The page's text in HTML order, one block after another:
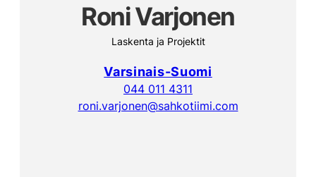
Roni Varjonen
Laskenta ja Projektit
Varsinais-Suomi
044 011 4311
roni.varjonen@sahkotiimi.com